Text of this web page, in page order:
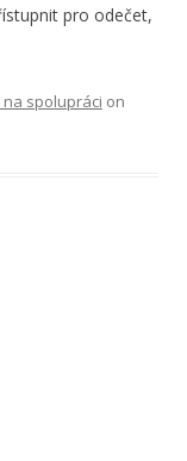
pro odečet,
spolupráci on